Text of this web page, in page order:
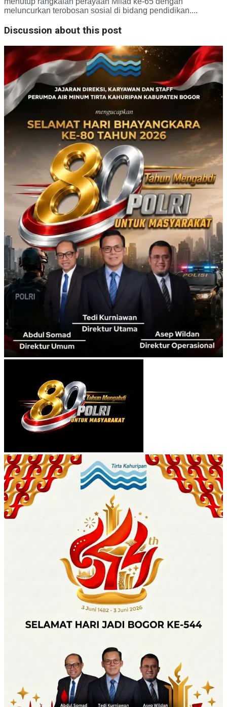
meluncurkan terobosan sosial di bidang pendidikan....
Discussion about this post